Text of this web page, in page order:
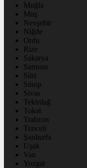
Muğla
Muş
Nevşehir
Niğde
Ordu
Rize
Sakarya
Samsun
Siirt
Sinop
Sivas
Tekirdağ
Tokat
Trabzon
Tunceli
Şanlıurfa
Uşak
Van
Yozgat